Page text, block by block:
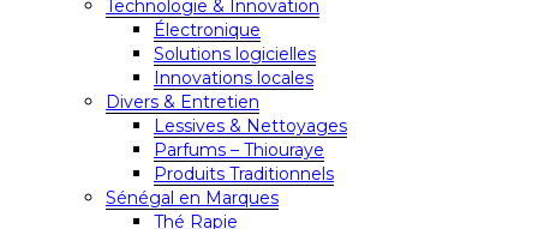
Technologie & Innovation
Électronique
Solutions logicielles
Innovations locales
Divers & Entretien
Lessives & Nettoyages
Parfums – Thiouraye
Produits Traditionnels
Sénégal en Marques
Thé Rapie